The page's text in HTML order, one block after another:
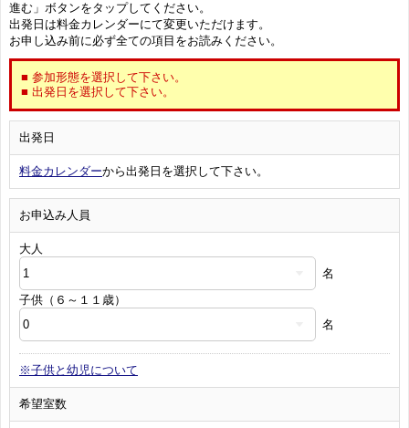
進む」ボタンをタップしてください。
出発日は料金カレンダーにて変更いただけます。
お申し込み前に必ず全ての項目をお読みください。
■ 参加形態を選択して下さい。
■ 出発日を選択して下さい。
出発日
料金カレンダーから出発日を選択して下さい。
お申込み人員
大人
名
子供（６～１１歳）
名
※子供と幼児について
希望室数